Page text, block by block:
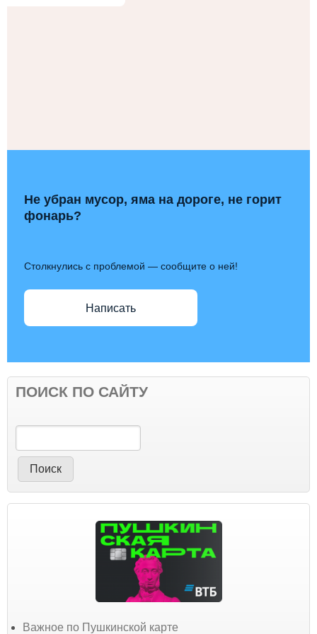
Не убран мусор, яма на дороге, не горит
фонарь?
Столкнулись с проблемой — сообщите о ней!
Написать
ПОИСК ПО САЙТУ
Поиск
Важное по Пушкинской карте